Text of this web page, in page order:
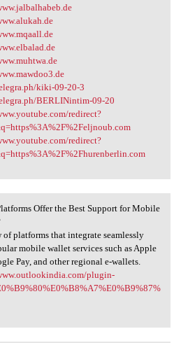
kiki-09-20-3
BERLINintim-09-20
redirect?
redirect?
Offer the
Offer the Best Support for Mobile
of platforms that integrate seamlessly
mobile wallet services such as Apple
Pay, and other regional e-wallets.
plugin-